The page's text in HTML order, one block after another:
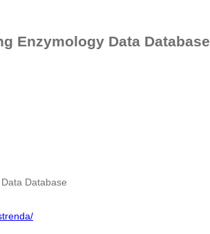
Enzymology Data Database
Database